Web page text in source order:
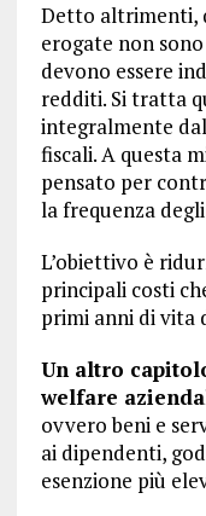
Detto altrimenti,
erogate non
devono essere
redditi. Si tratta
integralmente
fiscali. A questa
pensato per
la frequenza
L’obiettivo è
principali costi
primi anni di vita
Un altro
welfare
ovvero beni e
ai dipendenti,
esenzione più